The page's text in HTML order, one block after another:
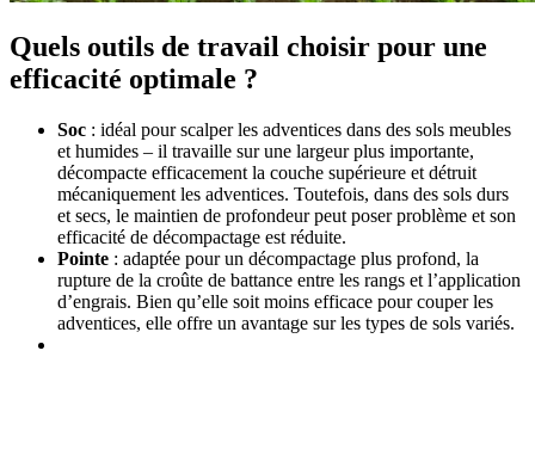
Quels outils de travail choisir pour une
efficacité optimale ?
Soc : idéal pour scalper les adventices dans des sols meubles
et humides – il travaille sur une largeur plus importante,
décompacte efficacement la couche supérieure et détruit
mécaniquement les adventices. Toutefois, dans des sols durs
et secs, le maintien de profondeur peut poser problème et son
efficacité de décompactage est réduite.
Pointe : adaptée pour un décompactage plus profond, la
rupture de la croûte de battance entre les rangs et l’application
d’engrais. Bien qu’elle soit moins efficace pour couper les
adventices, elle offre un avantage sur les types de sols variés.